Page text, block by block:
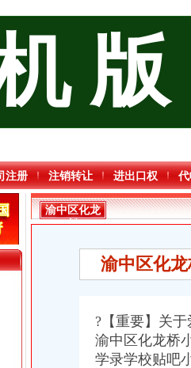
版
注册 注销转让 进出口权
100万 （进出口权）
渝中区化龙
桥
渝中区化
?【重要】关
渝中区化龙桥
学录学校贴吧